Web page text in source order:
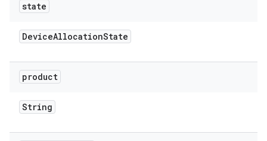
state
DeviceAllocationState
product
String